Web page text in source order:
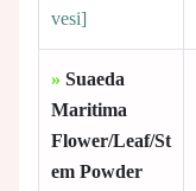
vesi]
» Suaeda
Maritima
Flower/Leaf/St
em Powder